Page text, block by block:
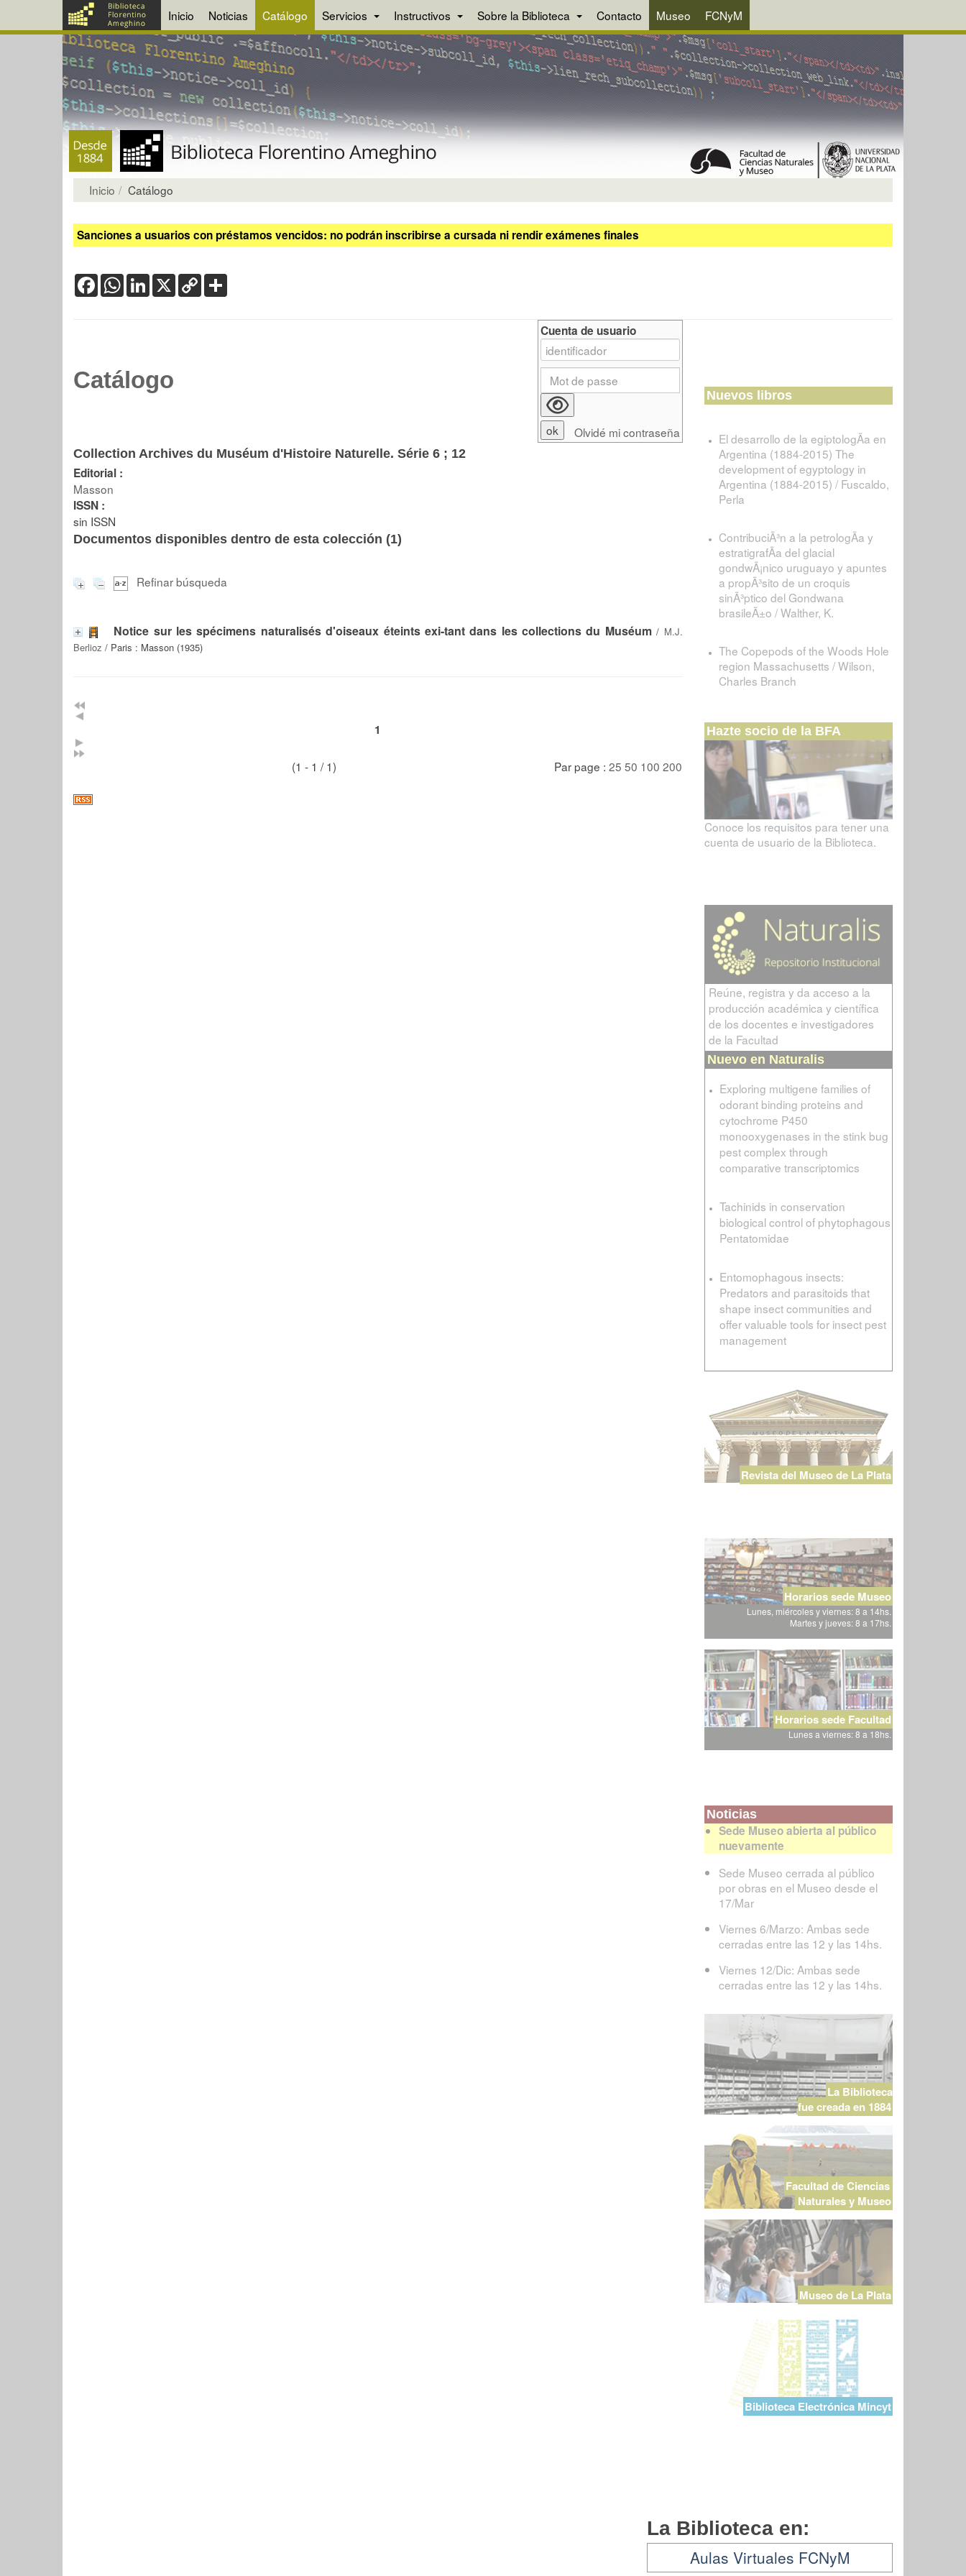
Inicio Noticias Catálogo Servicios Instructivos Sobre la Biblioteca Contacto Museo FCNyM
Inicio Catálogo
Sanciones a usuarios con préstamos vencidos: no podrán inscribirse a cursada ni rendir exámenes finales
FacebookWhatsApp
LinkedIn
X Copy
Link
Catálogo
Collection Archives du Muséum d'Histoire Naturelle. Série 6 ; 12
Editorial :
Masson
ISSN :
sin ISSN
Documentos disponibles dentro de esta colección (1)
Refinar búsqueda
Notice sur les spécimens naturalisés d'oiseaux éteints exi-tant dans les collections du Muséum/ M.J.
Berlioz / Paris : Masson (1935)
1
(1 - 1 / 1) Par page : 25 50 100 200
Cuenta de usuario
Olvidé mi contraseña
Nuevos libros
El desarrollo de la egiptologÃ­a en
Argentina (1884-2015) The
development of egyptology in
Argentina (1884-2015) / Fuscaldo,
Perla
ContribuciÃ³n a la petrologÃ­a y
estratigrafÃ­a del glacial
gondwÃ¡nico uruguayo y apuntes
a propÃ³sito de un croquis
sinÃ³ptico del Gondwana
brasileÃ±o / Walther, K.
The Copepods of the Woods Hole
region Massachusetts / Wilson,
Charles Branch
Hazte socio de la BFA
Conoce los requisitos para tener una
cuenta de usuario de la Biblioteca.
Reúne, registra y da acceso a la
producción académica y científica
de los docentes e investigadores
de la Facultad
Nuevo en Naturalis
Exploring multigene families of
odorant binding proteins and
cytochrome P450
monooxygenases in the stink bug
pest complex through
comparative transcriptomics
Tachinids in conservation
biological control of phytophagous
Pentatomidae
Entomophagous insects:
Predators and parasitoids that
shape insect communities and
offer valuable tools for insect pest
management
Revista del Museo de La Plata
Horarios sede Museo
Lunes, miércoles y viernes: 8 a 14hs.
Martes y jueves: 8 a 17hs.
Horarios sede Facultad
Lunes a viernes: 8 a 18hs.
Noticias
Sede Museo abierta al público
nuevamente
Sede Museo cerrada al público
por obras en el Museo desde el
17/Mar
Viernes 6/Marzo: Ambas sede
cerradas entre las 12 y las 14hs.
Viernes 12/Dic: Ambas sede
cerradas entre las 12 y las 14hs.
La Biblioteca
fue creada en 1884
Facultad de Ciencias
Naturales y Museo
Museo de La Plata
Biblioteca Electrónica Mincyt
La Biblioteca en:
Aulas Virtuales FCNyM